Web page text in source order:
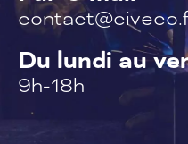
Du lundi au
9h-18h